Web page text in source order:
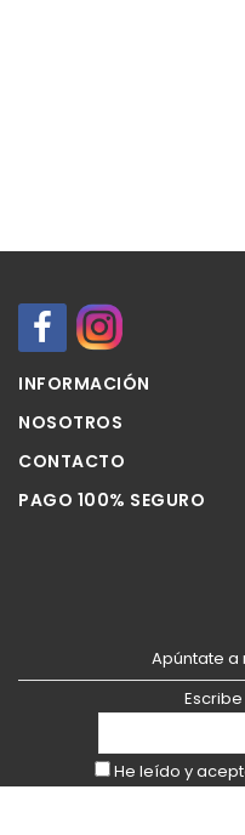
INFORMACIÓN
NOSOTROS
CONTACTO
PAGO 100% SEGURO
Apúntate a
He leído y